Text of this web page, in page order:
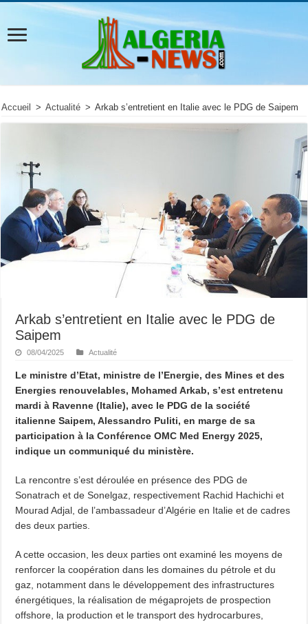
Accueil > Actualité > Arkab s’entretient en Italie avec le PDG de Saipem
Arkab s’entretient en Italie avec le PDG de
Saipem
08/04/2025 Actualité
Le ministre d’Etat, ministre de l’Energie, des Mines et des
Energies renouvelables, Mohamed Arkab, s’est entretenu
mardi à Ravenne (Italie), avec le PDG de la société
italienne Saipem, Alessandro Puliti, en marge de sa
participation à la Conférence OMC Med Energy 2025,
indique un communiqué du ministère.
La rencontre s’est déroulée en présence des PDG de
Sonatrach et de Sonelgaz, respectivement Rachid Hachichi et
Mourad Adjal, de l’ambassadeur d’Algérie en Italie et de cadres
des deux parties.
A cette occasion, les deux parties ont examiné les moyens de
renforcer la coopération dans les domaines du pétrole et du
gaz, notamment dans le développement des infrastructures
énergétiques, la réalisation de mégaprojets de prospection
offshore, la production et le transport des hydrocarbures,